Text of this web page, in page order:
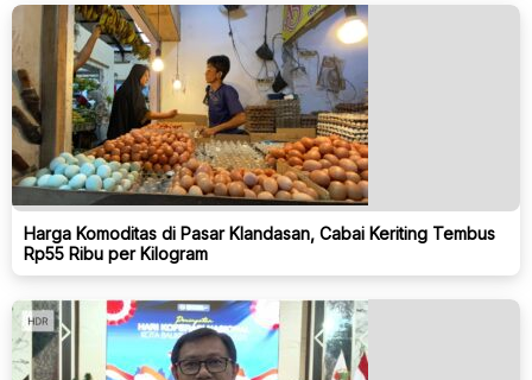
Harga Komoditas di Pasar Klandasan, Cabai Keriting Tembus
Rp55 Ribu per Kilogram